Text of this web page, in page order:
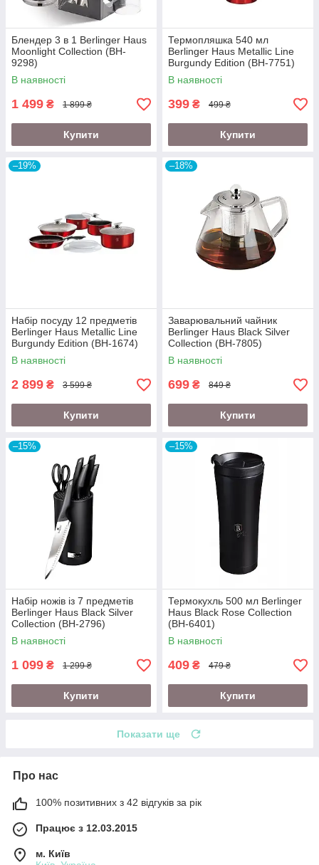
Блендер 3 в 1 Berlinger Haus
Moonlight Collection (BH-
9298)
В наявності
1 499 ₴ 1 899 ₴
Купити
Термопляшка 540 мл
Berlinger Haus Metallic Line
Burgundy Edition (BH-7751)
В наявності
399 ₴ 499 ₴
Купити
–19%
Набір посуду 12 предметів
Berlinger Haus Metallic Line
Burgundy Edition (BH-1674)
В наявності
2 899 ₴ 3 599 ₴
Купити
–18%
Заварювальний чайник
Berlinger Haus Black Silver
Collection (BH-7805)
В наявності
699 ₴ 849 ₴
Купити
–15%
Набір ножів із 7 предметів
Berlinger Haus Black Silver
Collection (BH-2796)
В наявності
1 099 ₴ 1 299 ₴
Купити
–15%
Термокухль 500 мл Berlinger
Haus Black Rose Collection
(BH-6401)
В наявності
409 ₴ 479 ₴
Купити
Показати ще
Про нас
100% позитивних з 42 відгуків за рік
Працює з 12.03.2015
м. Київ